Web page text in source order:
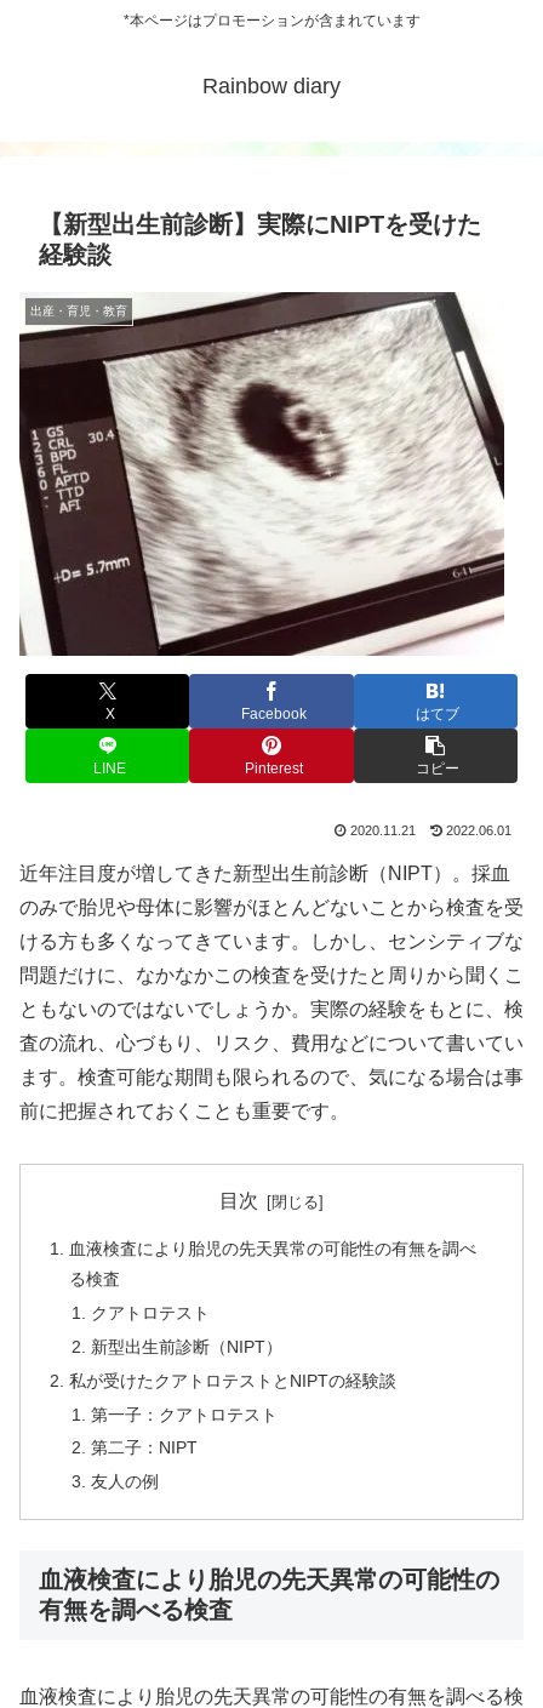
*本ページはプロモーションが含まれています
Rainbow diary
【新型出生前診断】実際にNIPTを受けた
経験談
出産・育児・教育
X Facebook はてブ
LINE Pinterest コピー
2020.11.21 2022.06.01
近年注目度が増してきた新型出生前診断（NIPT）。採血
のみで胎児や母体に影響がほとんどないことから検査を受
ける方も多くなってきています。しかし、センシティブな
問題だけに、なかなかこの検査を受けたと周りから聞くこ
ともないのではないでしょうか。実際の経験をもとに、検
査の流れ、心づもり、リスク、費用などについて書いてい
ます。検査可能な期間も限られるので、気になる場合は事
前に把握されておくことも重要です。
目次
血液検査により胎児の先天異常の可能性の有無を調べ
る検査
クアトロテスト
新型出生前診断（NIPT）
私が受けたクアトロテストとNIPTの経験談
第一子：クアトロテスト
第二子：NIPT
友人の例
血液検査により胎児の先天異常の可能性の
有無を調べる検査
血液検査により胎児の先天異常の可能性の有無を調べる検